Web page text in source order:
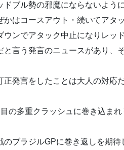
ドブル勢の邪魔にならないよう
かはコースアウト・続いてアタ
ウンでアタック中止になりレッ
言う発言のニュースがあり、
りで
発言をしたことは大人の対応
の多重クラッシュに巻き込ま
マシンに競
ブラジルGPに巻き返しを期待